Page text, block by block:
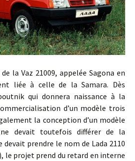
21009, appelée Sagona en
liée à celle de la Samara. Dès
qui donnera naissance à la
d’un modèle trois
la conception d’un modèle
devait toutefois différer de la
devait prendre le nom de Lada 2110
le projet prend du retard en interne